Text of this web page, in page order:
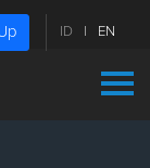
ID EN